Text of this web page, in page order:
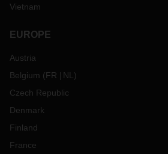
Vietnam
EUROPE
Austria
Belgium (FR NL )
Czech Republic
Denmark
Finland
France